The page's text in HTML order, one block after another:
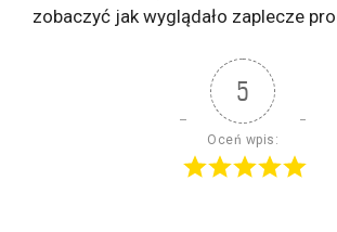
zobaczyć jak wyglądało zaplecze
5
Oceń wpis: